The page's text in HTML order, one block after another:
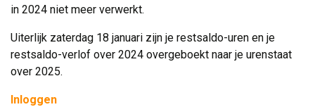
in 2024 niet meer verwerkt.
Uiterlijk zaterdag 18 januari zijn je restsaldo-uren en je
restsaldo-verlof over 2024 overgeboekt naar je urenstaat
over 2025.
Inloggen